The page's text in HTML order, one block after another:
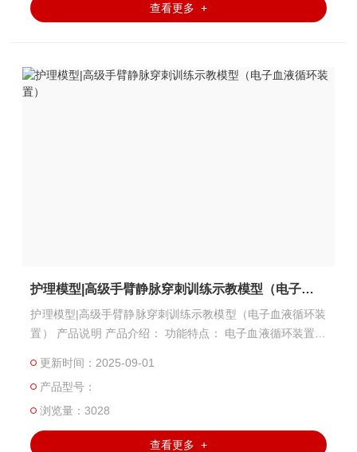
查看更多 +
护理模型|高级手臂静脉穿刺训练示教模型（电子血液循环装置）
护理模型|高级手臂静脉穿刺训练示教模型（电子血液循环装
置） 产品说明 产品介绍： 功能特点： 电子血液循环装置，
练示教的真实反应体现。并可进行三角肌注射训练示教。
更新时间：2025-09-01
产品型号：
浏览量：3028
查看更多 +